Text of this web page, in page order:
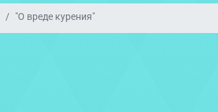
"О вреде курения"